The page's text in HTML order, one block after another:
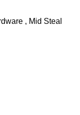
, Mid Steal